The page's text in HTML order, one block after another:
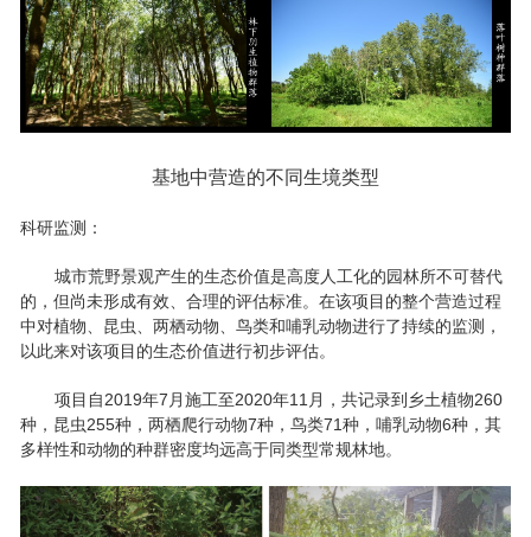
基地中营造的不同生境类型
科研监测：
城市荒野景观产生的生态价值是高度人工化的园林所不可替代
的，但尚未形成有效、合理的评估标准。在该项目的整个营造过程
中对植物、昆虫、两栖动物、鸟类和哺乳动物进行了持续的监测，
以此来对该项目的生态价值进行初步评估。
项目自2019年7月施工至2020年11月，共记录到乡土植物260
种，昆虫255种，两栖爬行动物7种，鸟类71种，哺乳动物6种，其
多样性和动物的种群密度均远高于同类型常规林地。